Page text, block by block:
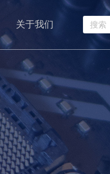
关于我们